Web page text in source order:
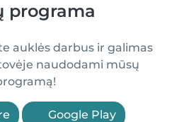
programa
auklės darbus ir galimas
naudodami mūsų
Google Play